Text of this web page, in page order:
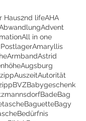
Haus2nd lifeAHA
Advent
All in one
Amaryllis
ArmbandAstrid
Augsburg
AuszeitAutorität
BVZBabygeschenk
BadeBag
BaguetteBagy
Bedürfnis